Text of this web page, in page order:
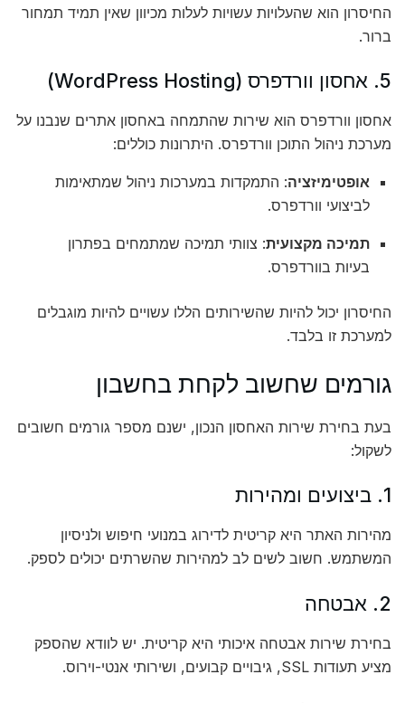
החיסרון הוא שהעלויות עשויות לעלות מכיוון שאין תמיד תמחור
ברור.
5. אחסון וורדפרס (WordPress Hosting)
אחסון וורדפרס הוא שירות שהתמחה באחסון אתרים שנבנו על
מערכת ניהול התוכן וורדפרס. היתרונות כוללים:
אופטימיזציה: התמקדות במערכות ניהול שמתאימות
לביצועי וורדפרס.
תמיכה מקצועית: צוותי תמיכה שמתמחים בפתרון
בעיות בוורדפרס.
החיסרון יכול להיות שהשירותים הללו עשויים להיות מוגבלים
למערכת זו בלבד.
גורמים שחשוב לקחת בחשבון
בעת בחירת שירות האחסון הנכון, ישנם מספר גורמים חשובים
לשקול:
1. ביצועים ומהירות
מהירות האתר היא קריטית לדירוג במנועי חיפוש ולניסיון
המשתמש. חשוב לשים לב למהירות שהשרתים יכולים לספק.
2. אבטחה
בחירת שירות אבטחה איכותי היא קריטית. יש לוודא שהספק
מציע תעודות SSL, גיבויים קבועים, ושירותי אנטי-וירוס.